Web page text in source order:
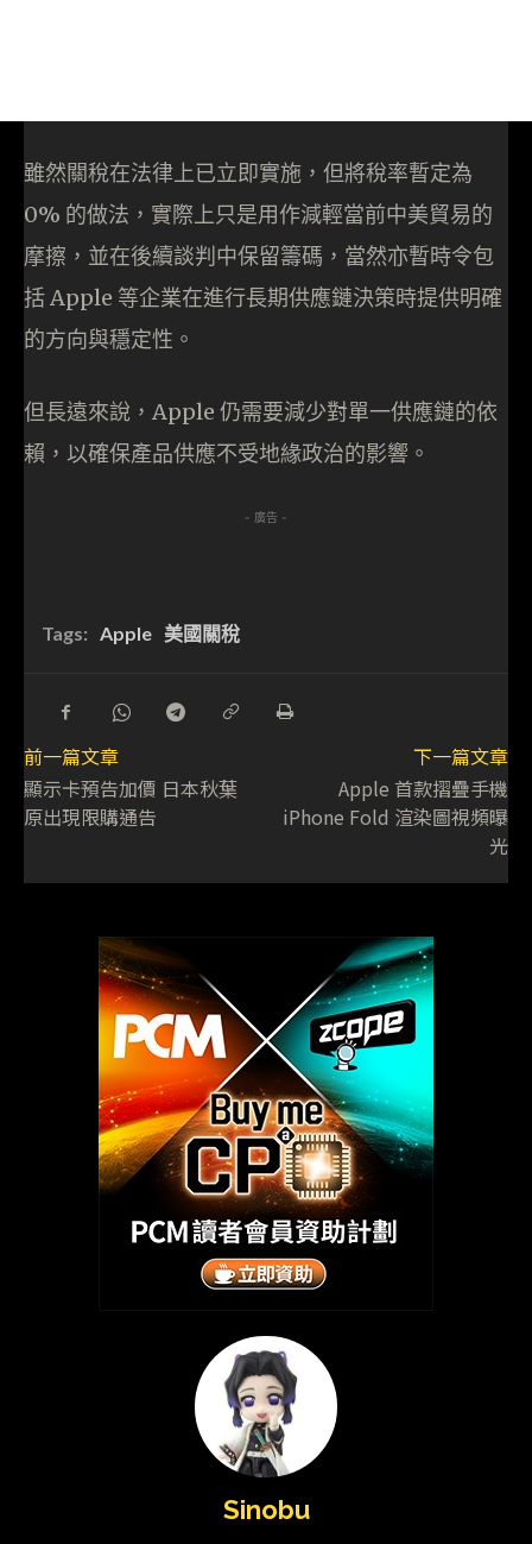
雖然關稅在法律上已立即實施，但將稅率暫定為
0% 的做法，實際上只是用作減輕當前中美貿易的
摩擦，並在後續談判中保留籌碼，當然亦暫時令包
括 Apple 等企業在進行長期供應鏈決策時提供明確
的方向與穩定性。
但長遠來說，Apple 仍需要減少對單一供應鏈的依
賴，以確保產品供應不受地緣政治的影響。
- 廣告 -
Tags: Apple 美國關稅
前一篇文章
顯示卡預告加價 日本秋葉
原出現限購通告
下一篇文章
Apple 首款摺疊手機
iPhone Fold 渲染圖視頻曝
光
Sinobu